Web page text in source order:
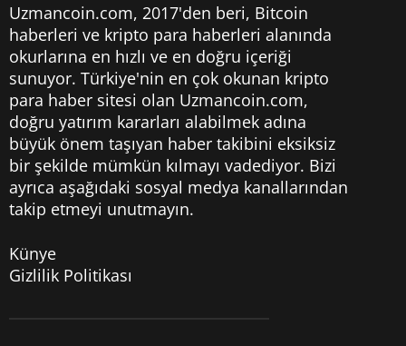
Uzmancoin.com, 2017'den beri, Bitcoin
haberleri ve kripto para haberleri alanında
okurlarına en hızlı ve en doğru içeriği
sunuyor. Türkiye'nin en çok okunan kripto
para haber sitesi olan Uzmancoin.com,
doğru yatırım kararları alabilmek adına
büyük önem taşıyan haber takibini eksiksiz
bir şekilde mümkün kılmayı vadediyor. Bizi
ayrıca aşağıdaki sosyal medya kanallarından
takip etmeyi unutmayın.
Künye
Gizlilik Politikası